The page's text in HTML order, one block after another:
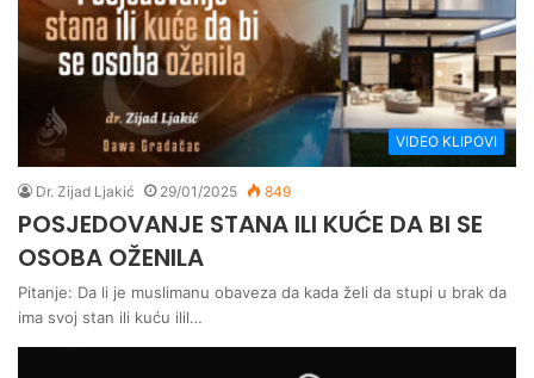
VIDEO KLIPOVI
Dr. Zijad Ljakić 29/01/2025 849
POSJEDOVANJE STANA ILI KUĆE DA BI SE
OSOBA OŽENILA
Pitanje: Da li je muslimanu obaveza da kada želi da stupi u brak da
ima svoj stan ili kuću ilil…